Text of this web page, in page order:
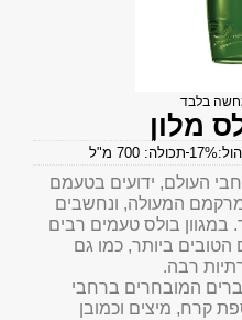
בלבד
מלון
תכולה: 700 מ"ל
העולם, ידועים בטעמם
המעולה, ונחשבים
במגוון בולס טעמים רבים
הטובים ביותר, כמו גם
רבה.
המובחרים ברחבי
קרח, מיצים וכמובן